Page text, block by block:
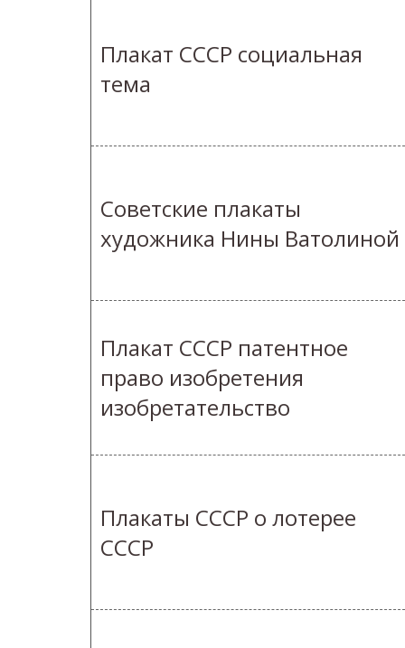
Плакат СССР социальная
тема
Советские плакаты
художника Нины Ватолиной
Плакат СССР патентное
право изобретения
изобретательство
Плакаты СССР о лотерее
СССР